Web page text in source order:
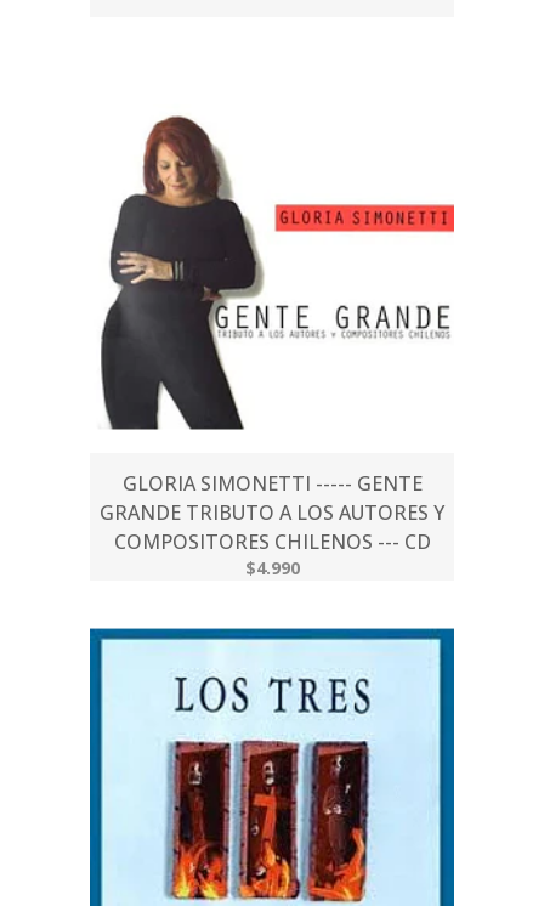
GLORIA SIMONETTI ----- GENTE
GRANDE TRIBUTO A LOS AUTORES Y
COMPOSITORES CHILENOS --- CD
$4.990